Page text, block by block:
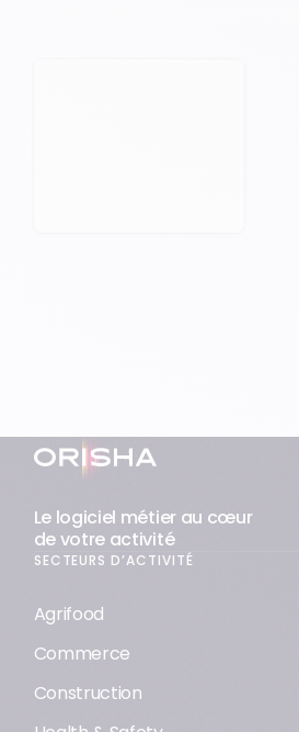
Pied-de-page
Le logiciel métier au cœur
de votre activité
SECTEURS D’ACTIVITÉ
Agrifood
Commerce
Construction